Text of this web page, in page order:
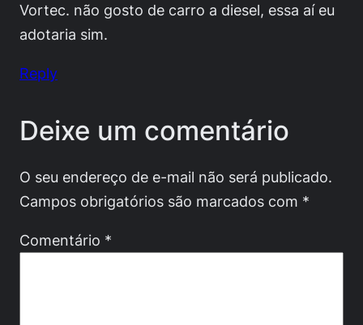
Vortec. não gosto de carro a diesel, essa aí eu
adotaria sim.
Reply
Deixe um comentário
O seu endereço de e-mail não será publicado.
Campos obrigatórios são marcados com *
Comentário *